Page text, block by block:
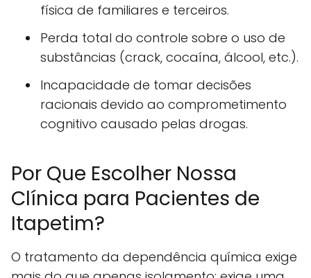
física de familiares e terceiros.
Perda total do controle sobre o uso de
substâncias (crack, cocaína, álcool, etc.).
Incapacidade de tomar decisões
racionais devido ao comprometimento
cognitivo causado pelas drogas.
Por Que Escolher Nossa
Clínica para Pacientes de
Itapetim?
O tratamento da dependência química exige